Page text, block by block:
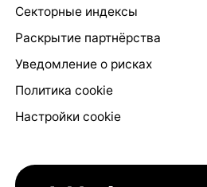
Секторные индексы
Раскрытие партнёрства
Уведомление о рисках
Политика cookie
Настройки cookie